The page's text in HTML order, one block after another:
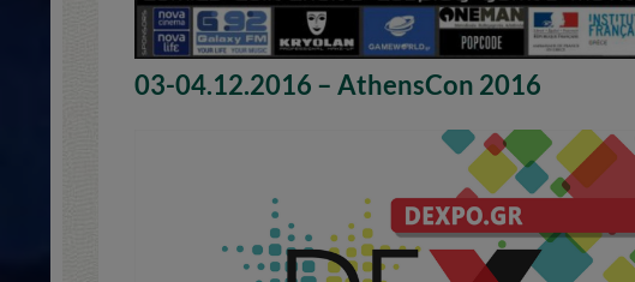
03-04.12.2016 – AthensCon 2016